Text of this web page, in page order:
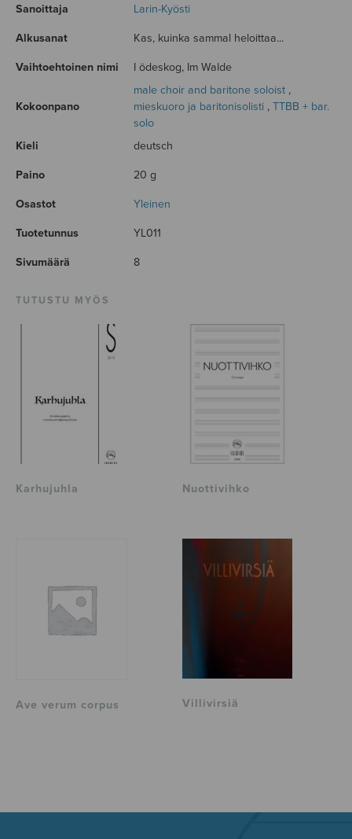
Sanoittaja Larin-Kyösti
Alkusanat Kas, kuinka sammal heloittaa...
Vaihtoehtoinen nimi I ödeskog, Im Walde
Kokoonpano
male choir and baritone soloist ,
mieskuoro ja baritonisolisti , TTBB + bar.
solo
Kieli
deutsch
Paino 20 g
Osastot Yleinen
Tuotetunnus YL011
Sivumäärä 8
TUTUSTU MYÖS
Karhujuhla Nuottivihko
Ave verum corpus Villivirsiä